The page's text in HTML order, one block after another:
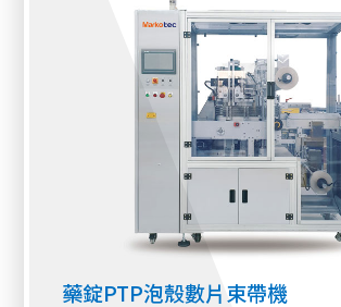
藥錠PTP泡殼數片束帶機